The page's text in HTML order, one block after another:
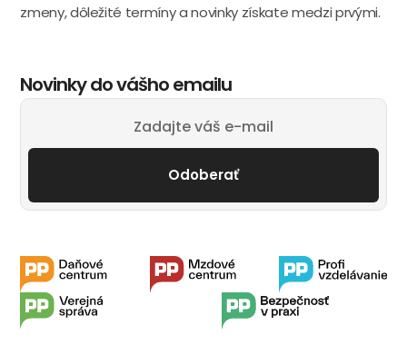
zmeny, dôležité termíny a novinky získate medzi prvými.
Novinky do vášho emailu
Odoberať